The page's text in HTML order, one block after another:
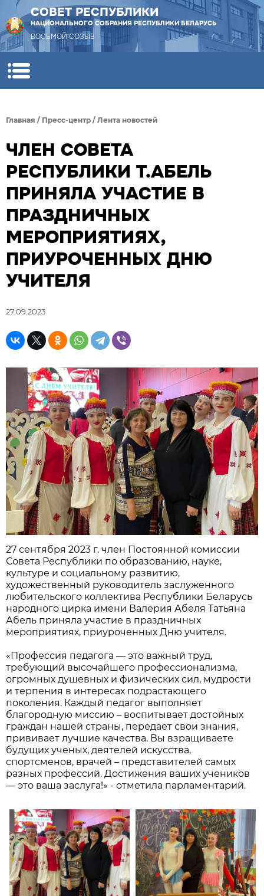
СОВЕТ РЕСПУБЛИКИ
НАЦИОНАЛЬНОГО СОБРАНИЯ РЕСПУБЛИКИ БЕЛАРУСЬ
ВОСЬМОЙ СОЗЫВ
Главная / Пресс-центр / Лента новостей
ЧЛЕН СОВЕТА
РЕСПУБЛИКИ Т.АБЕЛЬ
ПРИНЯЛА УЧАСТИЕ В
ПРАЗДНИЧНЫХ
МЕРОПРИЯТИЯХ,
ПРИУРОЧЕННЫХ ДНЮ
УЧИТЕЛЯ
27.09.2023
27 сентября 2023 г. член Постоянной комиссии
Совета Республики по образованию, науке,
культуре и социальному развитию,
художественный руководитель заслуженного
любительского коллектива Республики Беларусь
народного цирка имени Валерия Абеля Татьяна
Абель приняла участие в праздничных
мероприятиях, приуроченных Дню учителя.
«Профессия педагога — это важный труд,
требующий высочайшего профессионализма,
огромных душевных и физических сил, мудрости
и терпения в интересах подрастающего
поколения. Каждый педагог выполняет
благородную миссию – воспитывает достойных
граждан нашей страны, передает свои знания,
прививает лучшие качества. Вы взращиваете
будущих ученых, деятелей искусства,
спортсменов, врачей – представителей самых
разных профессий. Достижения ваших учеников
— это ваша заслуга!» - отметила парламентарий.